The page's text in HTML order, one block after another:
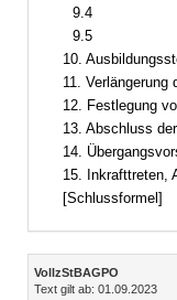
9.4
9.5
10.
11. Verlängerung des
12. Festlegung von flexiblen
13. Abschluss der
14.
15. Inkrafttreten,
[Schlussformel]
Inhalt
VollzStBAGPO
Text gilt ab: 01.09.2023